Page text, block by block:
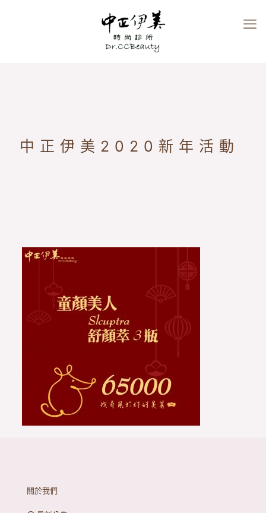
中正伊美2020新年活動
關於我們